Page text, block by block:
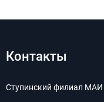
Контакты
Ступинский филиал МАИ